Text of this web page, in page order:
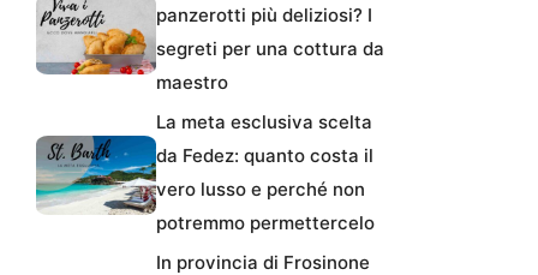
panzerotti più deliziosi? I
segreti per una cottura da
maestro
La meta esclusiva scelta
da Fedez: quanto costa il
vero lusso e perché non
potremmo permettercelo
In provincia di Frosinone